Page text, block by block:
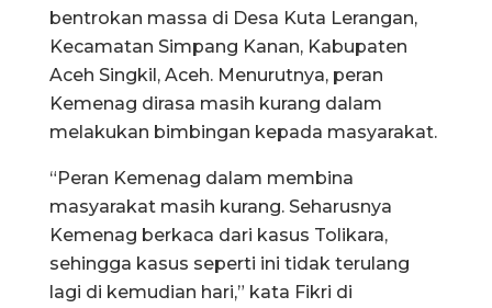
bentrokan massa di Desa Kuta Lerangan,
Kecamatan Simpang Kanan, Kabupaten
Aceh Singkil, Aceh. Menurutnya, peran
Kemenag dirasa masih kurang dalam
melakukan bimbingan kepada masyarakat.
“Peran Kemenag dalam membina
masyarakat masih kurang. Seharusnya
Kemenag berkaca dari kasus Tolikara,
sehingga kasus seperti ini tidak terulang
lagi di kemudian hari,” kata Fikri di